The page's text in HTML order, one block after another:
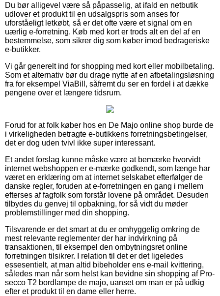
Du bør alligevel være så påpasselig, at ifald en netbutik
udlover et produkt til en udsalgspris som anses for
uforståeligt letkøbt, så er det ofte være et signal om en
uærlig e-forretning. Køb med kort er trods alt en del af en
bestemmelse, som sikrer dig som køber imod bedrageriske
e-butikker.
Vi går generelt ind for shopping med kort eller mobilbetaling.
Som et alternativ bør du drage nytte af en afbetalingsløsning
fra for eksempel ViaBill, såfremt du ser en fordel i at dække
pengene over et længere tidsrum.
Forud for at folk køber hos en De Majo online shop burde de
i virkeligheden betragte e-butikkens forretningsbetingelser,
det er dog uden tvivl ikke super interessant.
Et andet forslag kunne måske være at bemærke hvorvidt
internet webshoppen er e-mærke godkendt, som længe har
været en erklæring om at internet selskabet efterfølger de
danske regler, foruden at e-forretningen en gang i mellem
efterses af fagfolk som forstår lovene på området. Desuden
tilbydes du genvej til opbakning, for så vidt du møder
problemstillinger med din shopping.
Tilsvarende er det smart at du er omhyggelig omkring de
mest relevante reglementer der har indvirkning på
transaktionen, til eksempel den ombytningsret online
forretningen tilsikrer. I relation til det er det ligeledes
essesentielt, at man altid bibeholder ens e-mail kvittering,
således man når som helst kan bevidne sin shopping af Pro-
secco T2 bordlampe de majo, uanset om man er på udkig
efter et produkt til en dame eller herre.